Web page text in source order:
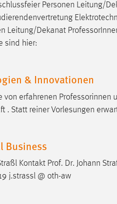
Personen Leitung/
Leitung/Dekanat Professor
sind hier:
& Innovationen
erfahrenen Professorinnen
. Statt reiner Vorlesungen
Business
Kontakt Prof. Dr. Johann
j.strassl @ oth-aw